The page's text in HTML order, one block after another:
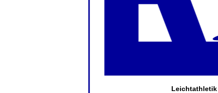
Leichtathletik